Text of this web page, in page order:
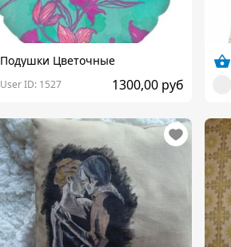
Подушки Цветочные
User ID: 1527 1300,00 руб